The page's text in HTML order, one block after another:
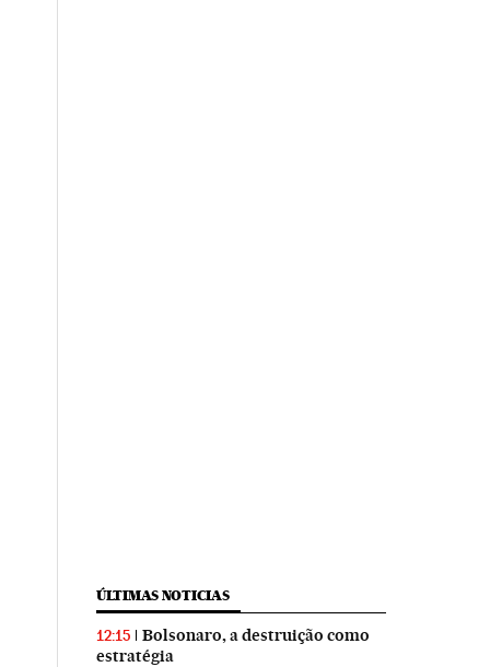
ÚLTIMAS NOTICIAS
12:15
Bolsonaro, a destruição como
estratégia